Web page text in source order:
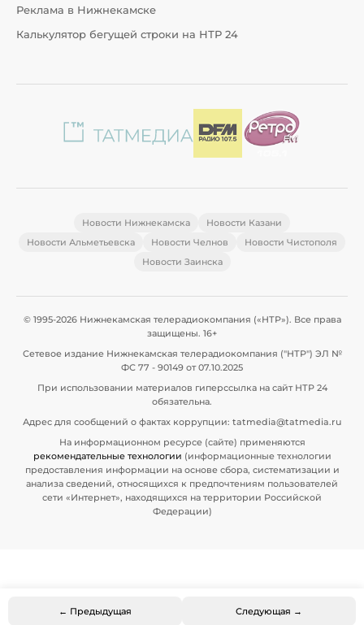
← Предыдущая Следующая →
Реклама в Нижнекамске
Калькулятор бегущей строки на НТР 24
Новости Нижнекамска
Новости Казани
Новости Альметьевска
Новости Челнов
Новости Чистополя
Новости Заинска
© 1995-2026 Нижнекамская телерадиокомпания («НТР»). Все права
защищены. 16+
Сетевое издание Нижнекамская телерадиокомпания ("НТР") ЭЛ №
ФС 77 - 90149 от 07.10.2025
При использовании материалов гиперссылка на сайт НТР 24
обязательна.
Адрес для сообщений о фактах коррупции: tatmedia@tatmedia.ru
На информационном ресурсе (сайте) применяются
рекомендательные технологии (информационные технологии
предоставления информации на основе сбора, систематизации и
анализа сведений, относящихся к предпочтениям пользователей
сети «Интернет», находящихся на территории Российской
Федерации)